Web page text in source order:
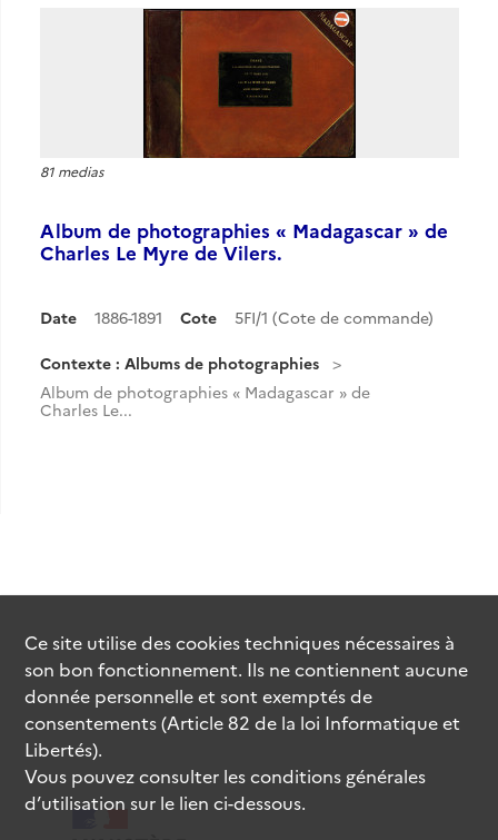
81 medias
Album de photographies « Madagascar » de
Charles Le Myre de Vilers.
Date 1886-1891 Cote 5FI/1 (Cote de commande)
Contexte : Albums de photographies
Album de photographies « Madagascar » de
Charles Le...
Ce site utilise descookiestechniques nécessaires à
son bon fonctionnement. Ils ne contiennent aucune
donnée personnelle et sont exemptés de
consentements (Article 82 de la loi Informatique et
Libertés).
Vous pouvez consulter les conditions générales
d’utilisation sur le lien ci-dessous.